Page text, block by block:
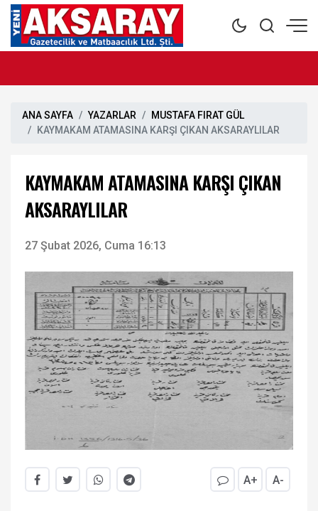
ANA SAYFA YAZARLAR
MUSTAFA FIRAT GÜL
KAYMAKAM ATAMASINA KARŞI ÇIKAN AKSARAYLILAR
KAYMAKAM ATAMASINA KARŞI ÇIKAN
AKSARAYLILAR
27 Şubat 2026, Cuma 16:13
A+ A-